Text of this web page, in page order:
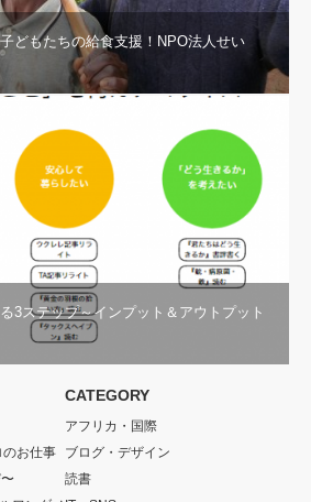
どもたちの給食支援！NPO法人せい
3ステップ～インプット＆アウトプット
のお仕事
CATEGORY
アフリカ・国際
ブログ・デザイン
読書